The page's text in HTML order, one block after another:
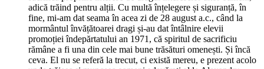
adică trăind pentru alții. Cu multă înțelegere și siguranță, în
fine, mi-am dat seama în acea zi de 28 august a.c., când la
mormântul învățătoarei dragi și-au dat întâlnire elevii
promoției îndepărtatului an 1971, că spiritul de sacrificiu
rămâne a fi una din cele mai bune trăsături omenești. Și încă
ceva. El nu se referă la trecut, ci există mereu, e prezent acolo